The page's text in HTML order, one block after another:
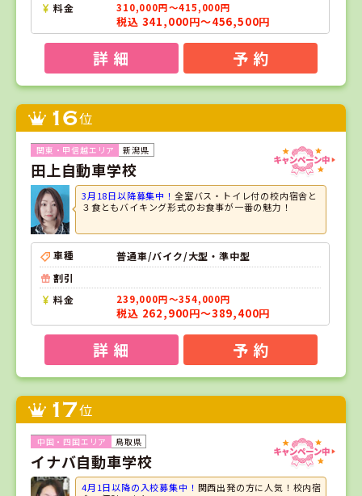
料金
310,000円～415,000円
税込 341,000円～456,500円
詳 細 予 約
16位
新潟県
田上自動車学校
3月18日以降募集中！ 全室バス・トイレ付の校内宿舎と
３食ともバイキング形式のお食事が一番の魅力！
車種
普通車/バイク/大型・準中型
割引
料金
239,000円～354,000円
税込 262,900円～389,400円
詳 細 予 約
17位
鳥取県
イナバ自動車学校
4月1日以降の入校募集中！ 関西出発の方に人気！校内宿